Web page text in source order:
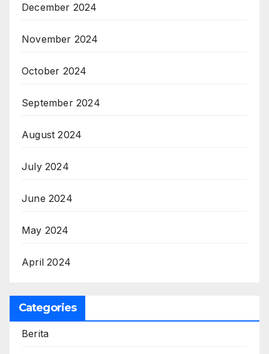
December 2024
November 2024
October 2024
September 2024
August 2024
July 2024
June 2024
May 2024
April 2024
Categories
Berita